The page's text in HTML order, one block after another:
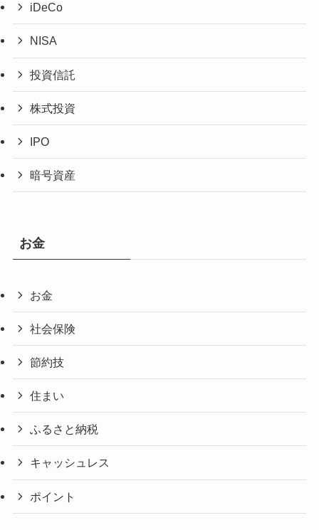
iDeCo
NISA
投資信託
株式投資
IPO
暗号資産
お金
お金
社会保険
節約技
住まい
ふるさと納税
キャッシュレス
ポイント